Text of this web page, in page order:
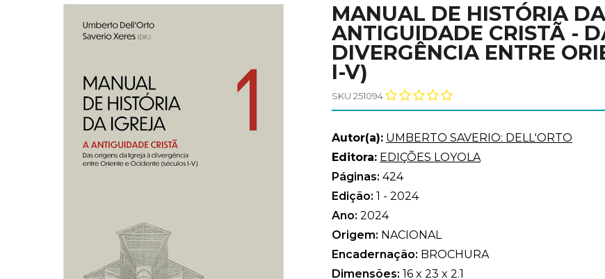
MANUAL DE HISTÓRIA
ANTIGUIDADE CRISTÃ -
DIVERGÊNCIA ENTRE
I-V)
SKU 251094
Autor(a): UMBERTO SAVERIO: DELL'ORTO
Editora: EDIÇÕES LOYOLA
Páginas: 424
Edição: 1 - 2024
Ano: 2024
Origem: NACIONAL
Encadernação: BROCHURA
Dimensões: 16 x 23 x 2.1